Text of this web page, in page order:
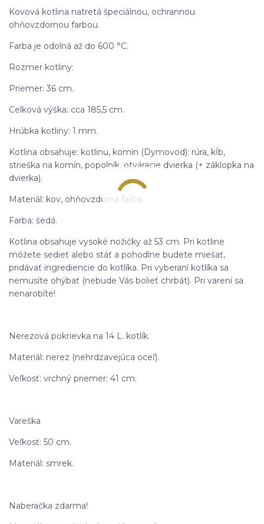
Kovová kotlina natretá špeciálnou, ochrannou
ohňovzdornou farbou.
Farba je odolná až do 600 °C.
Rozmer kotliny:
Priemer: 36 cm.
Celková výška: cca 185,5 cm.
Hrúbka kotliny: 1 mm.
Kotlina obsahuje: kotlinu, komín (Dymovod): rúra, kĺb,
strieška na komín, popolník, otváracie dvierka (+ záklopka na
dvierka).
Materiál: kov, ohňovzdorná farba.
Farba: šedá.
Kotlina obsahuje vysoké nožičky až 53 cm. Pri kotline
môžete sedieť alebo stáť a pohodlne budete miešať,
pridávať ingrediencie do kotlíka. Pri vyberaní kotlíka sa
nemusíte ohýbať (nebude Vás bolieť chrbát). Pri varení sa
nenarobíte!
Nerezová pokrievka na 14 L. kotlík.
Materiál: nerez (nehrdzavejúca oceľ).
Veľkosť: vrchný priemer: 41 cm.
Vareška
Veľkosť: 50 cm.
Materiál: smrek.
Naberačka zdarma!